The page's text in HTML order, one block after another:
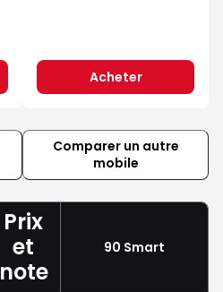
Acheter
Comparer un autre
mobile
Prix
et
note
90 Smart